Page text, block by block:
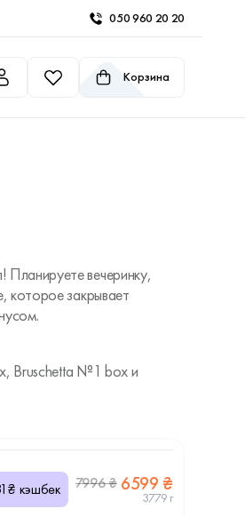
050 960 20 20
Корзина
вечеринку,
которое закрывает
Bruschetta №1 box и
кэшбек 7996 ₴ 6599 ₴
3779 г